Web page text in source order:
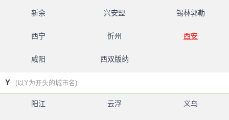
新余 兴安盟 锡林郭勒
西宁 忻州 西安
咸阳 西双版纳
Y (以Y为开头的城市名)
阳江 云浮 义乌